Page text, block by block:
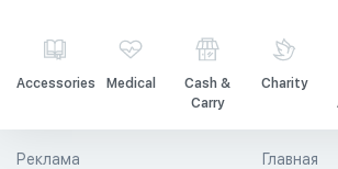
Accessories Medical
Cash &
Carry
Charity
Главная
Реклама